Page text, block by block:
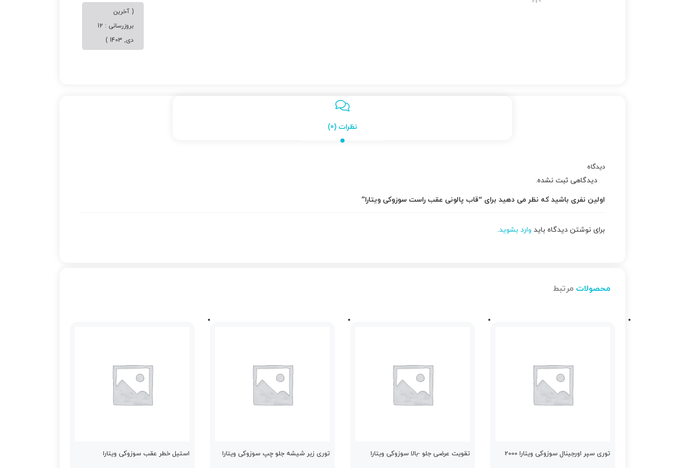
( آخرین
بروزرسانی : 12
دی, 1403 )
نظرات (0)
دیدگاه
دیدگاهی ثبت نشده.
اولین نفری باشید که نظر می دهید برای “قاب پالونی عقب راست سوزوکی ویتارا”
برای نوشتن دیدگاه باید وارد بشوید.
محصولات مرتبط
توری سپر اورجینال سوزوکی ویتارا 2000 تقویت عرضی جلو -بالا سوزوکی ویتارا توری زیر شیشه جلو چپ سوزوکی ویتارا استیل خطر عقب سوزوکی ویتارا